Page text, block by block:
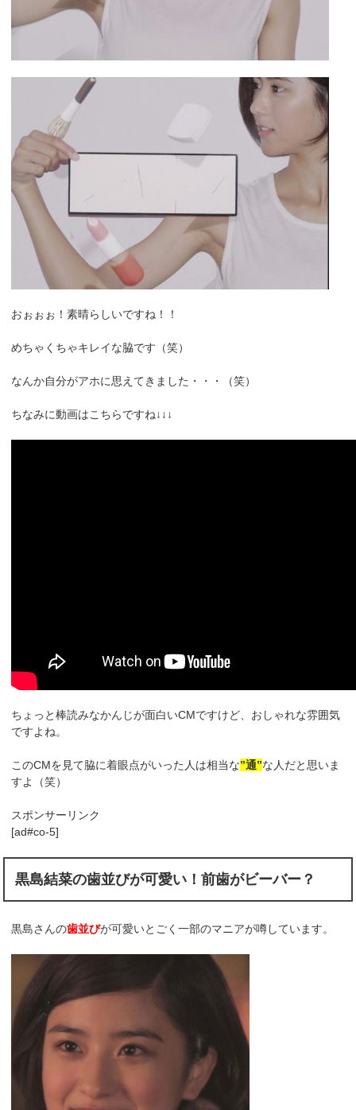
おぉぉぉ！素晴らしいですね！！
めちゃくちゃキレイな脇です（笑）
なんか自分がアホに思えてきました・・・（笑）
ちなみに動画はこちらですね↓↓↓
ちょっと棒読みなかんじが面白いCMですけど、おしゃれな雰囲気
ですよね。
このCMを見て脇に着眼点がいった人は相当な”通”な人だと思いま
すよ（笑）
スポンサーリンク
[ad#co-5]
黒島結菜の歯並びが可愛い！前歯がビーバー？
黒島さんの歯並びが可愛いとごく一部のマニアが噂しています。